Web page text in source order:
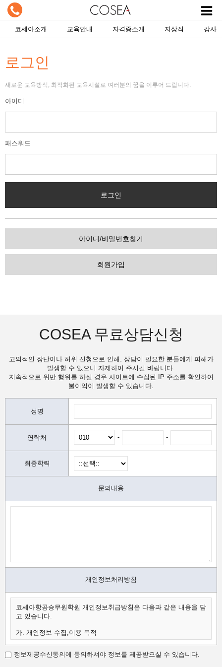
코세아소개 교육안내 자격증소개 지상직 강사
로그인
새로운 교육방식, 최적화된 교육시설로 여러분의 꿈을 이루어 드립니다.
아이디
패스워드
아이디/비밀번호찾기
회원가입
COSEA 무료상담신청
고의적인 장난이나 허위 신청으로 인해, 상담이 필요한 분들에게 피해가
발생할 수 있으니 자제하여 주시길 바랍니다.
지속적으로 위반 행위를 하실 경우 사이트에 수집된 IP 주소를 확인하여
불이익이 발생할 수 있습니다.
성명
연락처 - -
최종학력
문의내용
개인정보처리방침
코세아항공승무원학원 개인정보취급방침은 다음과 같은 내용을 담
고 있습니다.
가. 개인정보 수집,이용 목적
나. 수집하는 개인정보의 항목
다. 개인정보의 보유 및 이용 기간
가.개인정보 수집,이용 목적
정보제공수신동의에 동의하셔야 정보를 제공받으실 수 있습니다.